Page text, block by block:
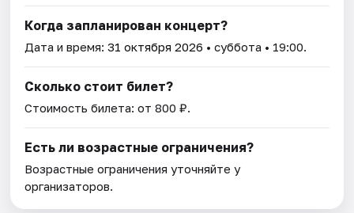
Когда запланирован концерт?
Дата и время:31 октября 2026 • суббота • 19:00.
Сколько стоит билет?
Стоимость билета: от 800 ₽.
Есть ли возрастные ограничения?
Возрастные ограничения уточняйте у
организаторов.